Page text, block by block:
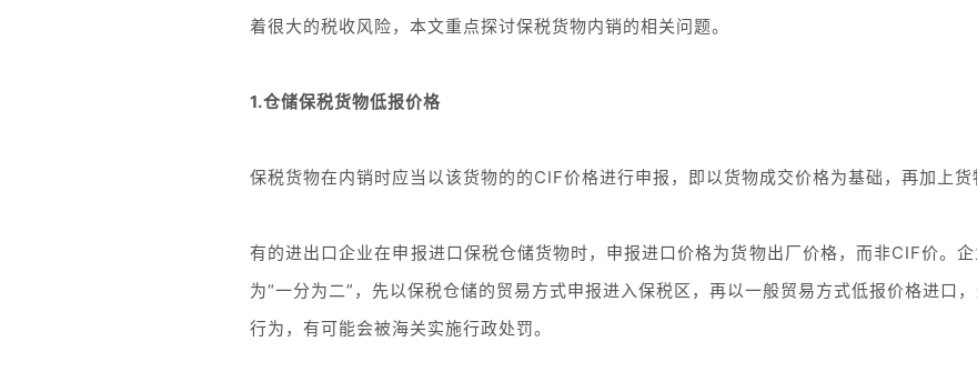
着很大的税收风险，本文重点探讨保税货物内销的相关问题。
1.仓储保税货物低报价格
保税货物在内销时应当以该货物的的CIF价格进行申报，即以货物成交价格为基础，再加上货
有的进出口企业在申报进口保税仓储货物时，申报进口价格为货物出厂价格，而非CIF价。
为“一分为二”，先以保税仓储的贸易方式申报进入保税区，再以一般贸易方式低报价格进口
行为，有可能会被海关实施行政处罚。